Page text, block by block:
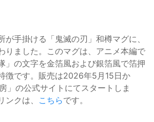
が手掛ける「鬼滅の刃」和樽マグに、
りました。このマグは、アニメ本編で
」の文字を金箔風および銀箔風で箔押
徴です。販売は2026年5月15日か
」の公式サイトにてスタートしま
クは、 こちらです。